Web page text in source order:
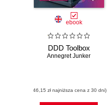
ebook
DDD Toolbox
Annegret Junker
(46,15 zł najniższa cena z 30 dni)